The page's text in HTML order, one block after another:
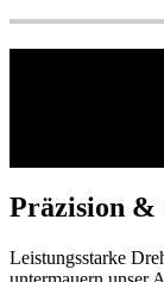
Präzision
Leistungsstarke